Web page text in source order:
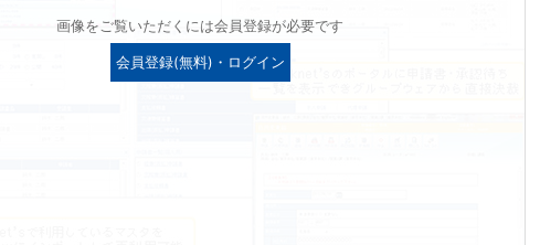
画像をご覧いただくには会員登録が必要です
会員登録(無料)・ログイン